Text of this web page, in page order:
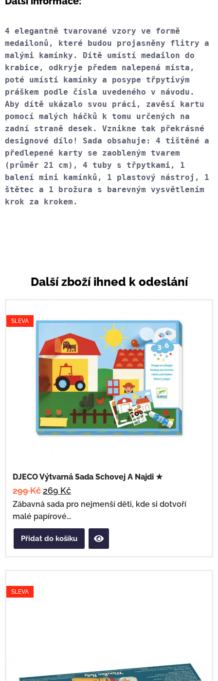
4 elegantně tvarované vzory ve formě
medailonů, které budou projasněny flitry a
malými kamínky. Dítě umístí medailon do
krabice, odkryje předem nalepená místa,
poté umístí kamínky a posype třpytivým
práškem podle čísla uvedeného v návodu.
Aby dítě ukázalo svou práci, zavěsí kartu
pomocí malých háčků k tomu určených na
zadní straně desek. Vznikne tak překrásné
designové dílo! Sada obsahuje: 4 tištěné a
předlepené karty se zaobleným tvarem
(průměr 21 cm), 4 tuby s třpytkami, 1
balení mini kamínků, 1 plastový nástroj, 1
štětec a 1 brožura s barevným vysvětlením
krok za krokem.
Další zboží ihned k odeslání
SLEVA
DJECO Výtvarná Sada Schovej A Najdi ★
299Kč 269 Kč
Zábavná sada pro nejmenší děti, kde si dotvoří
malé papírové...
Přidat do košíku
SLEVA